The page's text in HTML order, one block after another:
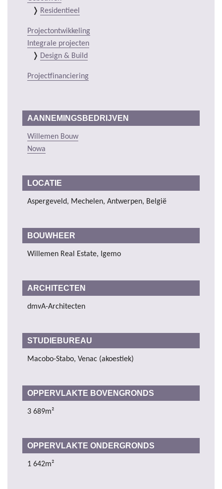
Residentieel
Projectontwikkeling
Integrale projecten
Design & Build
Projectfinanciering
AANNEMINGSBEDRIJVEN
Willemen Bouw
Nowa
LOCATIE
Aspergeveld, Mechelen, Antwerpen, België
BOUWHEER
Willemen Real Estate, Igemo
ARCHITECTEN
dmvA-Architecten
STUDIEBUREAU
Macobo-Stabo, Venac (akoestiek)
OPPERVLAKTE BOVENGRONDS
3 689m²
OPPERVLAKTE ONDERGRONDS
1 642m²